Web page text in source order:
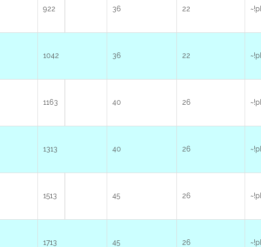
922 36 22
1042 36 22
1163 40 26
1313 40 26
1513 45 26
1713 45 26